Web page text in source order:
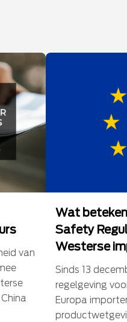
van
Wat
Safety
Westerse
Sinds 13
regelgeving
Europa